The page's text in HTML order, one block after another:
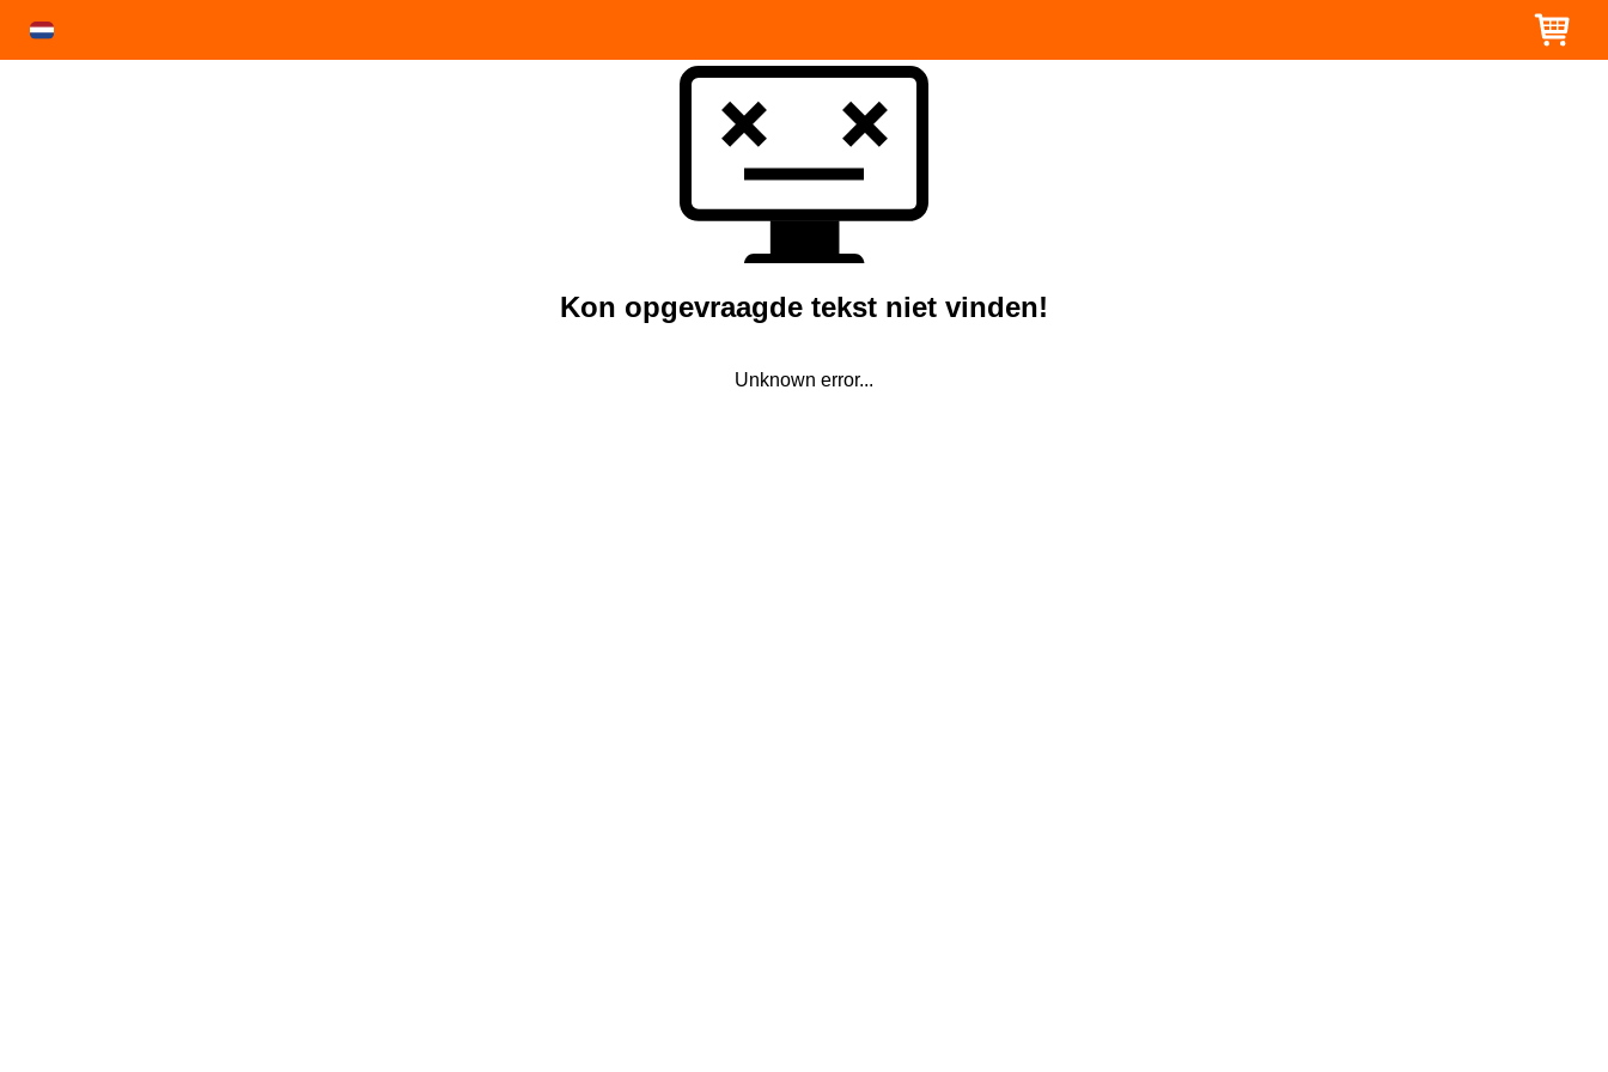
Kon opgevraagde tekst niet vinden!
Unknown error...